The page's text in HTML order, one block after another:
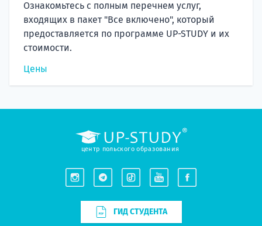
Ознакомьтесь с полным перечнем услуг,
входящих в пакет "Все включено", который
предоставляется по программе UP-STUDY и их
стоимости.
Цены
центр польского образования
ГИД СТУДЕНТА